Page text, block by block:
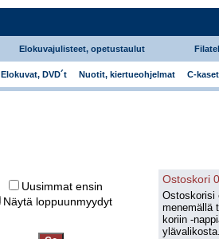
Elokuvajulisteet, opetustaulut
Elokuvat, DVD´t Nuotit, kiertueohjelmat C-
Uusimmat ensin
Näytä loppuunmyydyt
Ostoskori
Ostoskorisi
menemällä
koriin -
ylävalikosta.